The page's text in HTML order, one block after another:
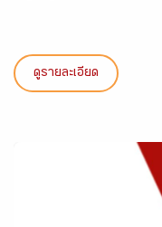
ดูรายละเอียด